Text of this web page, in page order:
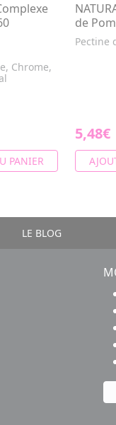
Chrome,
PANIER
de
Pectine
5,48€
LE BLOG